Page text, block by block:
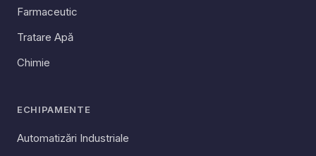
Farmaceutic
Tratare Apă
Chimie
ECHIPAMENTE
Automatizări Industriale